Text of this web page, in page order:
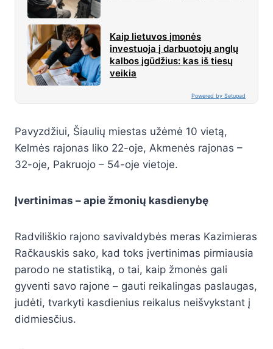
Kaip lietuvos įmonės
investuoja į darbuotojų anglų
kalbos įgūdžius: kas iš tiesų
veikia
Powered by Setupad
Pavyzdžiui, Šiaulių miestas užėmė 10 vietą,
Kelmės rajonas liko 22-oje, Akmenės rajonas –
32-oje, Pakruojo – 54-oje vietoje.
Įvertinimas – apie žmonių kasdienybę
Radviliškio rajono savivaldybės meras Kazimieras
Račkauskis sako, kad toks įvertinimas pirmiausia
parodo ne statistiką, o tai, kaip žmonės gali
gyventi savo rajone – gauti reikalingas paslaugas,
judėti, tvarkyti kasdienius reikalus neišvykstant į
didmiesčius.